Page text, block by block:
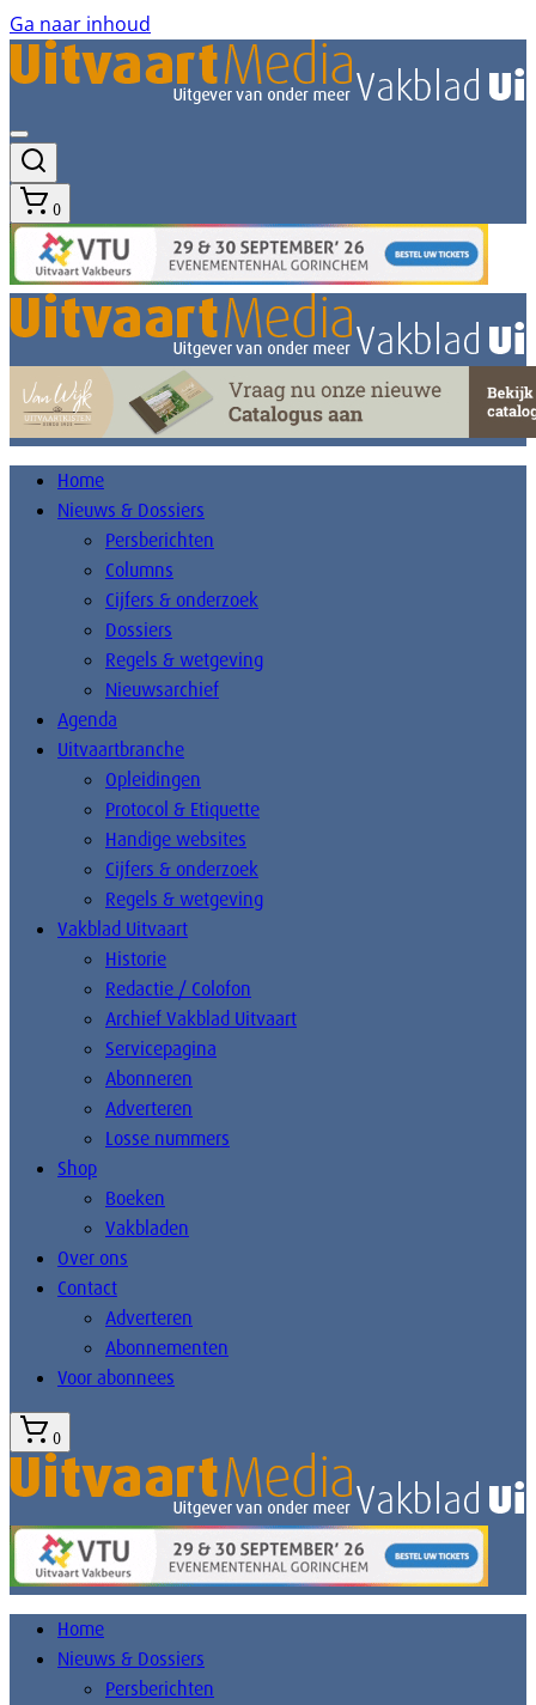
Ga naar inhoud
0
Home
Nieuws & Dossiers
Persberichten
Columns
Cijfers & onderzoek
Dossiers
Regels & wetgeving
Nieuwsarchief
Agenda
Uitvaartbranche
Opleidingen
Protocol & Etiquette
Handige websites
Cijfers & onderzoek
Regels & wetgeving
Vakblad Uitvaart
Historie
Redactie / Colofon
Archief Vakblad Uitvaart
Servicepagina
Abonneren
Adverteren
Losse nummers
Shop
Boeken
Vakbladen
Over ons
Contact
Adverteren
Abonnementen
Voor abonnees
0
Home
Nieuws & Dossiers
Persberichten